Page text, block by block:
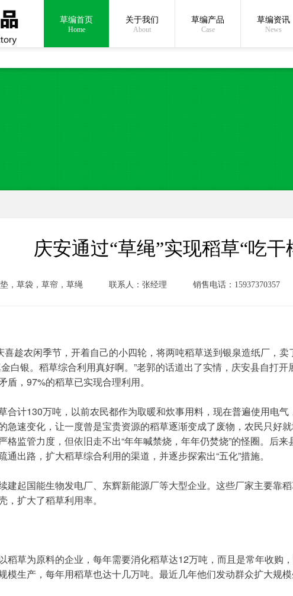
在线沟通:
草编首页
Home
关于我们
About
草编产品
Case
草编资讯
News
庆安通过“草绳”实现稻草“吃干
，草袋，草帘，草绳 联系人：张经理 销售电话：15937370357
白银。稻草综合利用真好啊。”老郭的话道出了实情，庆安县自打
，97%的稻草已实现合理利用。
急速变化，让一度曾是宝贵资源的稻草逐渐变成了废物，农民只好
监管力度，但依旧走不出“年年喊禁烧，年年仍焚烧”的怪圈。后
出路，扩大稻草综合利用的渠道，并逐步探索出“五化”措施。
扩大了稻草利用率。
模生产，每年用稻草也达十几万吨。最近几年他们发动群众扩大规